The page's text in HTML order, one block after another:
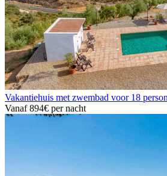
Vakantiehuis met zwembad voor 18
Vanaf894€ per nacht